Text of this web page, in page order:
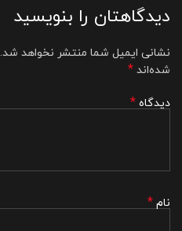
دیدگاهتان را بنویسید
نشانی ایمیل شما منتشر نخواهد شد.
شده‌اند *
دیدگاه *
نام *